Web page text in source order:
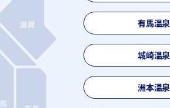
有馬温泉
城崎温泉
洲本温泉